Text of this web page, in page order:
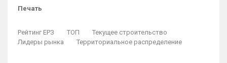
Печать
Рейтинг ЕРЗ ТОП
Текущее строительство
Лидеры рынка
Территориальное распределение